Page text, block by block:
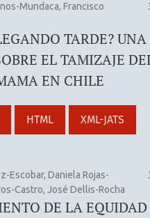
Mundaca, Francisco
TARDE? UNA
EL TAMIZAJE
EN CHILE
HTML XML-JATS
Escobar, Daniela Rojas-
Castro, José Dellis-Rocha
DE LA EQUIDAD